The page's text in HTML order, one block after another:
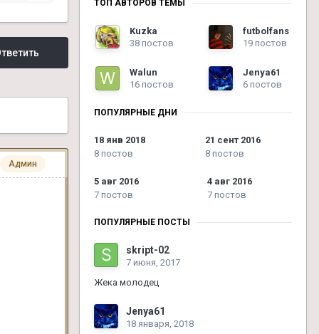
Админ
ТОП АВТОРОВ ТЕМЫ
Kuzka
38 постов
futbolfans
19 постов
Walun
16 постов
Jenya61
6 постов
ПОПУЛЯРНЫЕ ДНИ
18 янв 2018
8 постов
21 сент 2016
8 постов
5 авг 2016
7 постов
4 авг 2016
7 постов
ПОПУЛЯРНЫЕ ПОСТЫ
skript-02
7 июня, 2017
Жека молодец
Jenya61
18 января, 2018